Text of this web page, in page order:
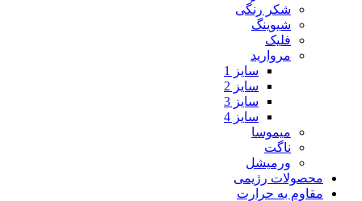
شکر رنگی
شیوینگ
فلیک
مروارید
سایز 1
سایز 2
سایز 3
سایز 4
میموسا
ناگت
ورمیشل
محصولات رژیمی
مقاوم به حرارت